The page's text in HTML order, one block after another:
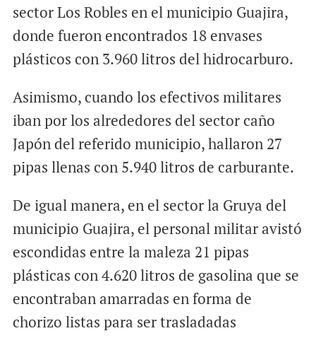
sector Los Robles en el municipio Guajira,
donde fueron encontrados 18 envases
plásticos con 3.960 litros del hidrocarburo.
Asimismo, cuando los efectivos militares
iban por los alrededores del sector caño
Japón del referido municipio, hallaron 27
pipas llenas con 5.940 litros de carburante.
De igual manera, en el sector la Gruya del
municipio Guajira, el personal militar avistó
escondidas entre la maleza 21 pipas
plásticas con 4.620 litros de gasolina que se
encontraban amarradas en forma de
chorizo listas para ser trasladadas